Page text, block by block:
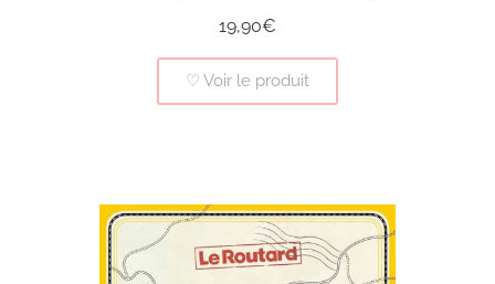
19,90€
♡ Voir le produit